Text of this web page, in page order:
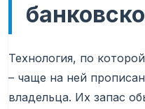
Технология, по
– чаще на ней
владельца. Их запас